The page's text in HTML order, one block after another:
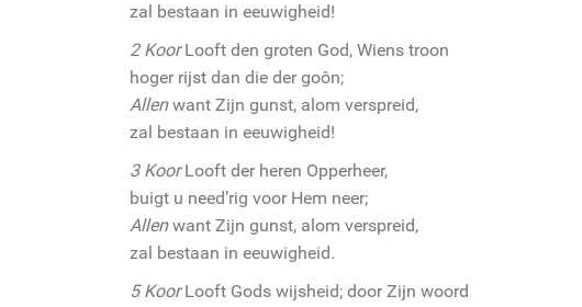
zal bestaan in eeuwigheid!
2 KoorLooft den groten God, Wiens troon
hoger rijst dan die der goôn;
Allenwant Zijn gunst, alom verspreid,
zal bestaan in eeuwigheid!
3 KoorLooft der heren Opperheer,
buigt u need’rig voor Hem neer;
Allenwant Zijn gunst, alom verspreid,
zal bestaan in eeuwigheid.
5 KoorLooft Gods wijsheid; door Zijn woord